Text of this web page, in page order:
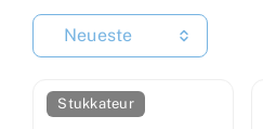
Neueste
Stukkateur